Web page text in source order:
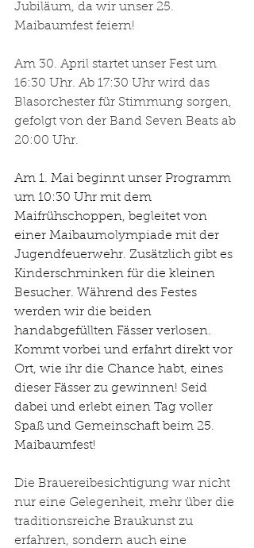
Jubiläum, da wir unser 25.
Maibaumfest feiern!
Am 30. April startet unser Fest um
16:30 Uhr. Ab 17:30 Uhr wird das
Blasorchester für Stimmung sorgen,
gefolgt von der Band Seven Beats ab
20:00 Uhr.
Am 1. Mai beginnt unser Programm
um 10:30 Uhr mit dem
Maifrühschoppen, begleitet von
einer Maibaumolympiade mit der
Jugendfeuerwehr. Zusätzlich gibt es
Kinderschminken für die kleinen
Besucher. Während des Festes
werden wir die beiden
handabgefüllten Fässer verlosen.
Kommt vorbei und erfahrt direkt vor
Ort, wie ihr die Chance habt, eines
dieser Fässer zu gewinnen! Seid
dabei und erlebt einen Tag voller
Spaß und Gemeinschaft beim 25.
Maibaumfest!
Die Brauereibesichtigung war nicht
nur eine Gelegenheit, mehr über die
traditionsreiche Braukunst zu
erfahren, sondern auch eine